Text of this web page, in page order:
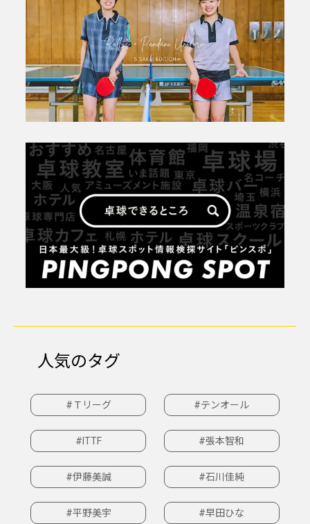
人気のタグ
#Ｔリーグ #テンオール
#ITTF #張本智和
#伊藤美誠 #石川佳純
#平野美宇 #早田ひな